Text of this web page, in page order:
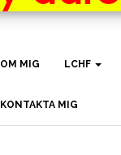
OM MIG LCHF
KONTAKTA MIG